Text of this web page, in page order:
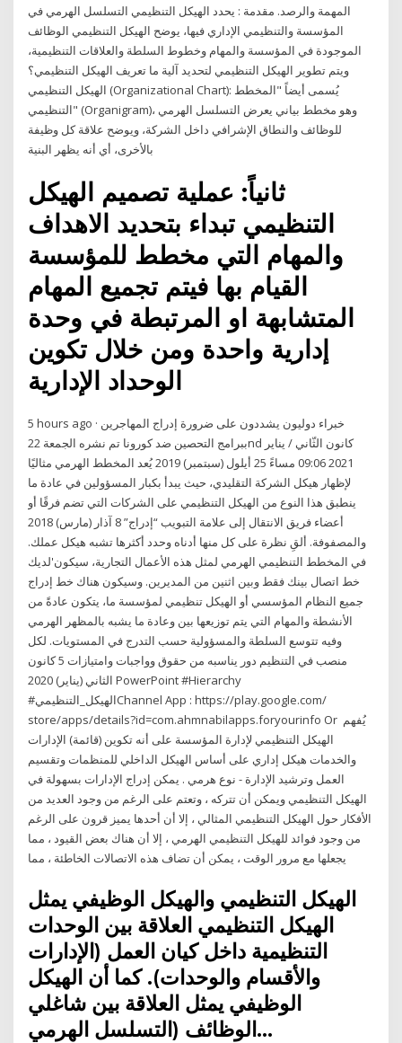
المهمة والرصد. مقدمة : يحدد الهيكل التنظيمي التسلسل الهرمي في
المؤسسة والتنظيمي الإداري فيها، يوضح الهيكل التنظيمي الوظائف
الموجودة في المؤسسة والمهام وخطوط السلطة والعلاقات التنظيمية،
ويتم تطوير الهيكل التنظيمي لتحديد آلية ما تعريف الهيكل التنظيمي؟
الهيكل التنظيمي (Organizational Chart): يُسمى أيضاً "المخطط
التنظيمي" (Organigram)، وهو مخطط بياني يعرض التسلسل الهرمي
للوظائف والنطاق الإشرافي داخل الشركة، ويوضح علاقة كل وظيفة
بالأخرى، أي أنه يظهر البنية
ثانياً: عملية تصميم الهيكل
التنظيمي تبداء بتحديد الاهداف
والمهام التي مخطط للمؤسسة
القيام بها فيتم تجميع المهام
المتشابهة او المرتبطة في وحدة
إدارية واحدة ومن خلال تكوين
الوحداد الإدارية
5 hours ago · خبراء دوليون يشددون على ضرورة إدراج المهاجرين
ببرامج التحصين ضد كورونا تم نشره الجمعة 22nd كانون الثّاني / يناير
2021 09:06 مساءً 25 أيلول (سبتمبر) 2019 يُعد المخطط الهرمي مثاليًا
لإظهار هيكل الشركة التقليدي، حيث يبدأ بكبار المسؤولين في عادة ما
ينطبق هذا النوع من الهيكل التنظيمي على الشركات التي تضم فرقًا أو
أعضاء فريق الانتقال إلى علامة التبويب “إدراج” 8 آذار (مارس) 2018
والمصفوفة. ألقِ نظرة على كل منها أدناه وحدد أكثرها تشبه هيكل عملك.
في المخطط التنظيمي الهرمي لمثل هذه الأعمال التجارية، سيكون'لديك
خط اتصال بينك فقط وبين اثنين من المديرين. وسيكون هناك خط إدراج
جميع النظام المؤسسي أو الهيكل تنظيمي لمؤسسة ما، يتكون عادةً من
الأنشطة والمهام التي يتم توزيعها بين وعادة ما يشبه بالمظهر الهرمي
وفيه تتوسع السلطة والمسؤولية حسب التدرج في المستويات. لكل
منصب في التنظيم دور يناسبه من حقوق وواجبات وامتيازات 5 كانون
الثاني (يناير) 2020 PowerPoint #Hierarchy
#الهيكل_التنظيميChannel App : https://play.google.com/
store/apps/details?id=com.ahmnabilapps.foryourinfo Or يُفهم
الهيكل التنظيمي لإدارة المؤسسة على أنه تكوين (قائمة) الإدارات
والخدمات هيكل إداري على أساس الهيكل الداخلي للمنظمات وتقسيم
العمل وترشيد الإدارة - نوع هرمي . يمكن إدراج الإدارات بسهولة في
الهيكل التنظيمي ويمكن أن تتركه ، وتعتم على الرغم من وجود العديد من
الأفكار حول الهيكل التنظيمي المثالي ، إلا أن أحدها يميز قرون على الرغم
من وجود فوائد للهيكل التنظيمي الهرمي ، إلا أن هناك بعض القيود ، مما
يجعلها مع مرور الوقت ، يمكن أن تضاف هذه الاتصالات الخاطئة ، مما
الهيكل التنظيمي والهيكل الوظيفي يمثل
الهيكل التنظيمي العلاقة بين الوحدات
التنظيمية داخل كيان العمل (الإدارات
والأقسام والوحدات). كما أن الهيكل
الوظيفي يمثل العلاقة بين شاغلي
الوظائف (التسلسل الهرمي…